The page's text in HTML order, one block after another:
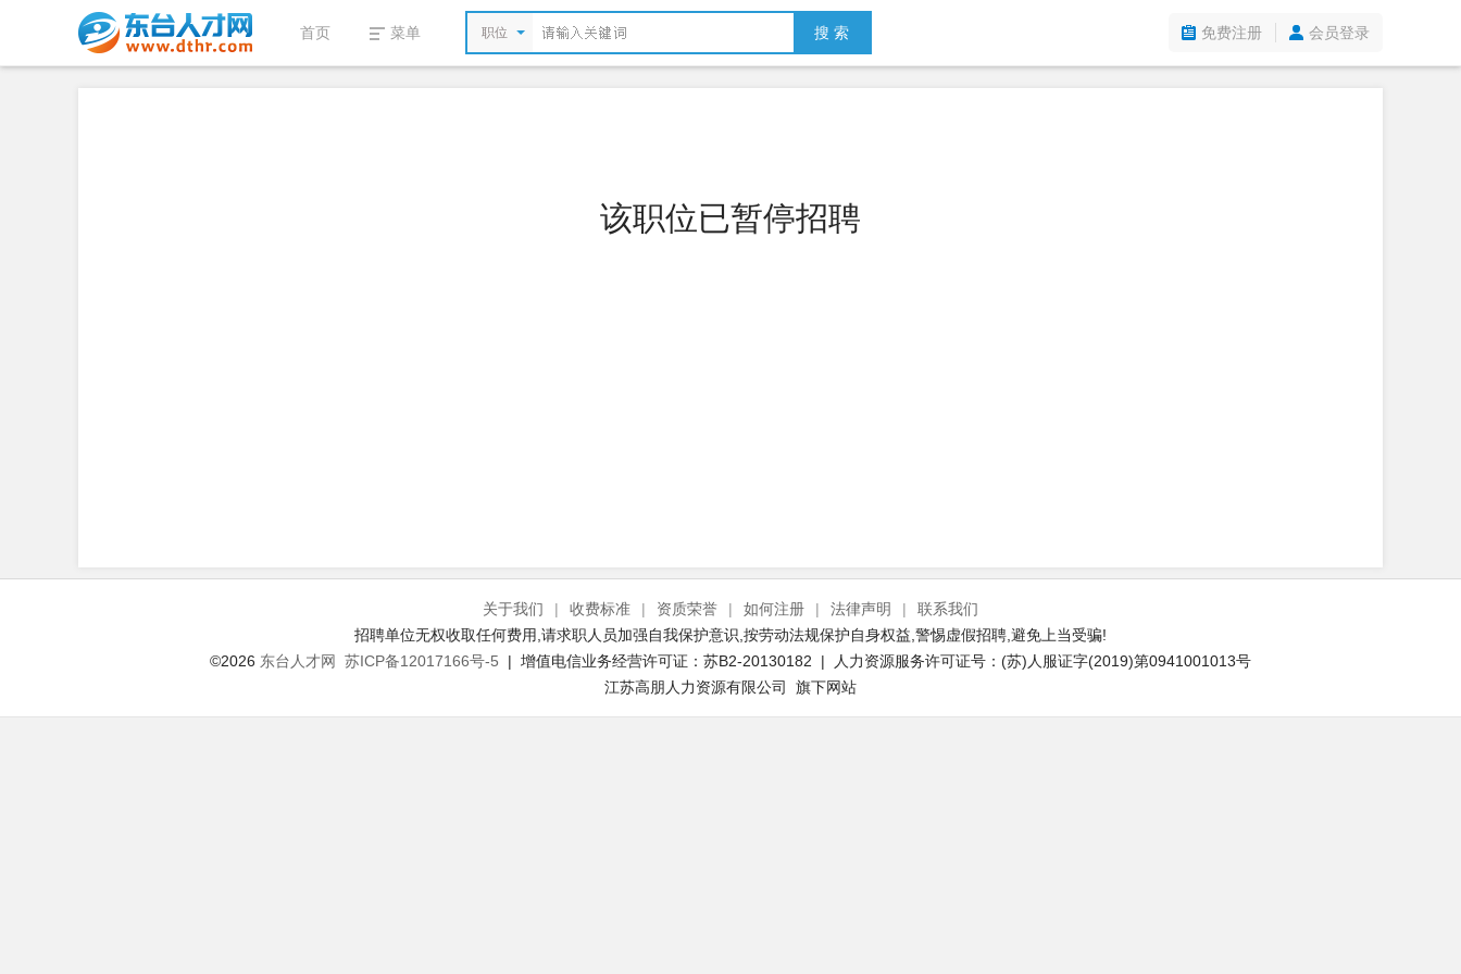
首页 菜单 职位 搜 索 免费注册 会员登录
该职位已暂停招聘
关于我们 | 收费标准 | 资质荣誉 | 如何注册 | 法律声明 |
联系我们
招聘单位无权收取任何费用,请求职人员加强自我保护意识,按劳动法规保护自身权益,警惕虚假招聘,避免上当受骗!
©2026 东台人才网 苏ICP备12017166号-5 | 增值电信业务经营许可证：苏B2-20130182 | 人力资源服务许可证号：(苏)人服证字(2019)第0941001013号
江苏高朋人力资源有限公司 旗下网站